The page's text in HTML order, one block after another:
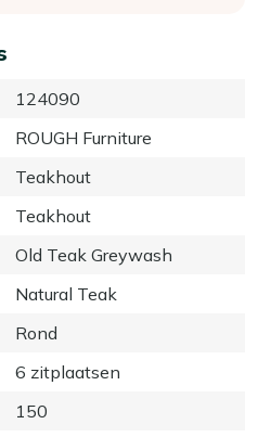
124090
ROUGH Furniture
Teakhout
Teakhout
Old Teak Greywash
Natural Teak
Rond
6 zitplaatsen
150